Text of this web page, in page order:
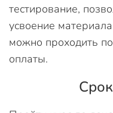
тестирование,
усвоение
можно проходить
оплаты.